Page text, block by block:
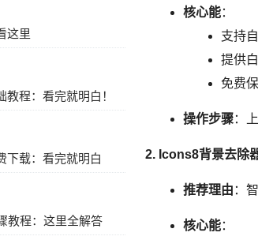
这里
程：看完就明白！
下载：看完就明白
教程：这里全解答
核心能：
支持
提供
免费
操作步骤：
2. Icons8背景去除
推荐理由 ：
核心能：